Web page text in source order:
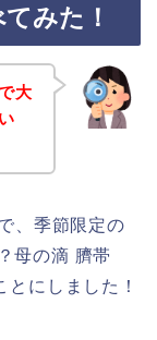
みた！
大
、季節限定の
母の滴 臍帯
にしました！